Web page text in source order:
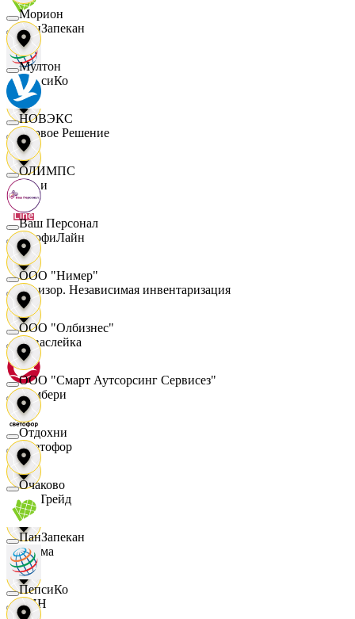
ПанЗапекан
ПепсиКо
Первое Решение
Пери
ПрофиЛайн
Ревизор. Независимая инвентаризация
Саваслейка
Самбери
Светофор
СетТрейд
Сигма
СИН
Морион
Мултон
НОВЭКС
ОЛИМПС
Ваш Персонал
ООО "Нимер"
ООО "Олбизнес"
ООО "Смарт Аутсорсинг Сервисез"
Отдохни
Очаково
ПанЗапекан
ПепсиКо